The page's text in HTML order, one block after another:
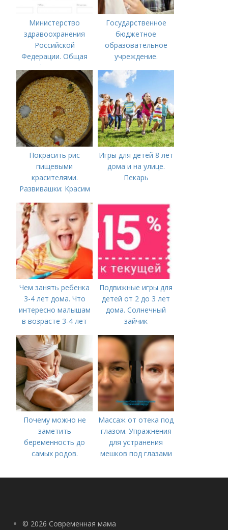
Министерство
здравоохранения
Российской
Федерации. Общая
информация о
Министерстве
здравоохранения
Российской
Федерации
Государственное
бюджетное
образовательное
учреждение.
названия школ,
садиков и домов
творчества
Покрасить рис
пищевыми
красителями.
Развивашки: Красим
сенсорных
коробочек.
Игры для детей 8 лет
дома и на улице.
Пекарь
Чем занять ребенка
3-4 лет дома. Что
интересно малышам
в возрасте 3-4 лет
Подвижные игры для
детей от 2 до 3 лет
дома. Солнечный
зайчик
Почему можно не
заметить
беременность до
самых родов.
беременность: что
Массаж от отека под
глазом. Упражнения
для устранения
мешков под глазами
© 2026 Современная мама